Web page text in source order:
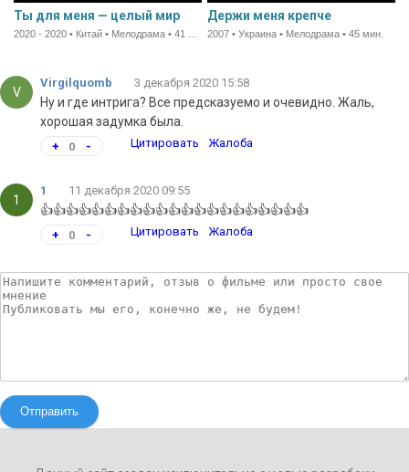
Ты для меня — целый мир Держи меня крепче
2007 • Украина • Мелодрама • 45 мин.
V
Virgilquomb 3 декабря 2020 15:58
Ну и где интрига? Все предсказуемо и очевидно. Жаль,
хорошая задумка была.
+ 0 - Цитировать Жалоба
1
1 11 декабря 2020 09:55
👍👍👍👍👍👍👍👍👍👍👍👍👍👍👍👍👍👍👍👍👍
+ 0 - Цитировать Жалоба
Отправить